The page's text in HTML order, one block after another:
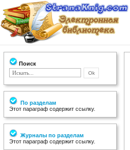
Поиск
По разделам
Этот параграф содержит ссылку.
Журналы по разделам
Этот параграф содержит ссылку.